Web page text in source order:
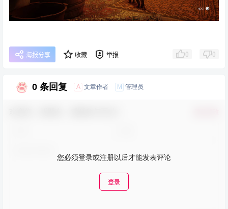
海报分享 收藏 举报 0 0
0 条回复 A 文章作者 M 管理员
您必须登录或注册以后才能发表评论
登录